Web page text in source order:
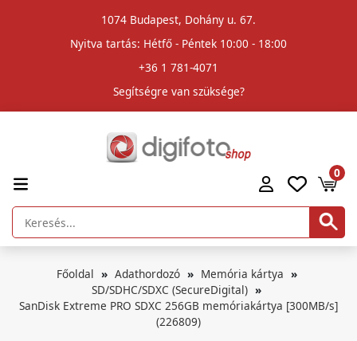
1074 Budapest, Dohány u. 67.
Nyitva tartás: Hétfő - Péntek 10:00 - 18:00
+36 1 781-4071
Segítségre van szüksége?
0
Főoldal Adathordozó
Memória kártya
SD/SDHC/SDXC (SecureDigital)
SanDisk Extreme PRO SDXC 256GB memóriakártya [300MB/s]
(226809)